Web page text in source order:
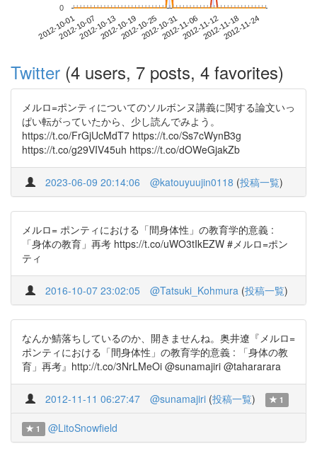
2012-10-012012-10-072012-10-132012-10-192012-10-252012-10-312012-11-062012-11-122012-11-182012-11-24
0
Twitter (4 users, 7 posts, 4 favorites)
メルロ=ポンティについてのソルボンヌ講義に関する論文いっ
ぱい転がっていたから、少し読んでみよう。
https://t.co/FrGjUcMdT7 https://t.co/Ss7cWynB3g
https://t.co/g29VIV45uh https://t.co/dOWeGjakZb
2023-06-09 20:14:06 @katouyuujin0118 (投稿一覧)
メルロ= ポンティにおける「間身体性」の教育学的意義 :
「身体の教育」再考 https://t.co/uWO3tIkEZW #メルロ=ポン
ティ
2016-10-07 23:02:05 @Tatsuki_Kohmura (投稿一覧)
なんか鯖落ちしているのか、開きませんね。奥井遼『メルロ=
ポンティにおける「間身体性」の教育学的意義 : 「身体の教
育」再考』http://t.co/3NrLMeOi @sunamajiri @tahararara
2012-11-11 06:27:47 @sunamajiri (投稿一覧) 1
1 @LitoSnowfield